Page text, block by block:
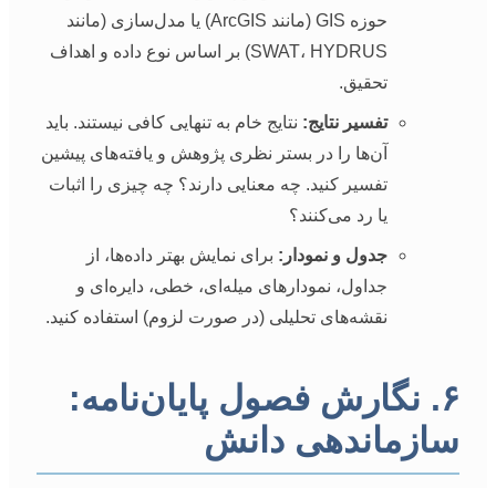
حوزه GIS (مانند ArcGIS) یا مدل‌سازی (مانند
SWAT، HYDRUS) بر اساس نوع داده و اهداف
تحقیق.
تفسیر نتایج: نتایج خام به تنهایی کافی نیستند. باید
آن‌ها را در بستر نظری پژوهش و یافته‌های پیشین
تفسیر کنید. چه معنایی دارند؟ چه چیزی را اثبات
یا رد می‌کنند؟
جدول و نمودار: برای نمایش بهتر داده‌ها، از
جداول، نمودارهای میله‌ای، خطی، دایره‌ای و
نقشه‌های تحلیلی (در صورت لزوم) استفاده کنید.
۶. نگارش فصول پایان‌نامه:
سازماندهی دانش